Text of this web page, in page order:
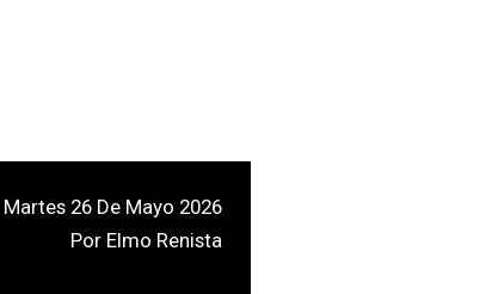
Martes 26 De Mayo 2026
Por Elmo Renista